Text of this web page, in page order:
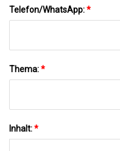
Telefon/WhatsApp:*
Thema:*
Inhalt:*